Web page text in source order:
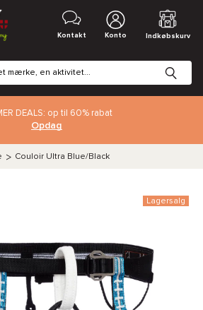
Kontakt Konto Indkøbskurv
DEALS: op til 60% rabat
Opdag
> Couloir Ultra Blue/Black
Lagersalg